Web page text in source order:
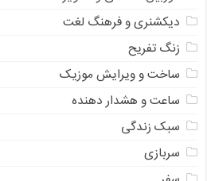
دیکشنری و فرهنگ لغت
زنگ تفریح
ساخت و ویرایش موزیک
ساعت و هشدار دهنده
سبک زندگی
سربازی